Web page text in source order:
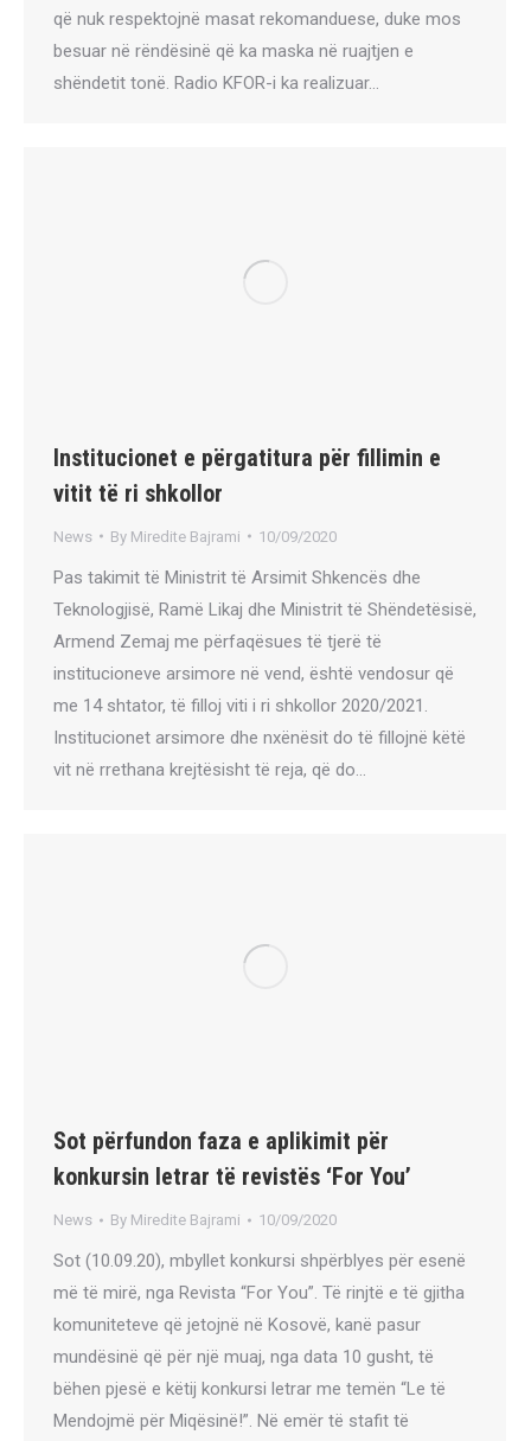
që nuk respektojnë masat rekomanduese, duke mos
besuar në rëndësinë që ka maska në ruajtjen e
shëndetit tonë. Radio KFOR-i ka realizuar…
Institucionet e përgatitura për fillimin e
vitit të ri shkollor
News By Miredite Bajrami 10/09/2020
Pas takimit të Ministrit të Arsimit Shkencës dhe
Teknologjisë, Ramë Likaj dhe Ministrit të Shëndetësisë,
Armend Zemaj me përfaqësues të tjerë të
institucioneve arsimore në vend, është vendosur që
me 14 shtator, të filloj viti i ri shkollor 2020/2021.
Institucionet arsimore dhe nxënësit do të fillojnë këtë
vit në rrethana krejtësisht të reja, që do…
Sot përfundon faza e aplikimit për
konkursin letrar të revistës ‘For You’
News By Miredite Bajrami 10/09/2020
Sot (10.09.20), mbyllet konkursi shpërblyes për esenë
më të mirë, nga Revista “For You”. Të rinjtë e të gjitha
komuniteteve që jetojnë në Kosovë, kanë pasur
mundësinë që për një muaj, nga data 10 gusht, të
bëhen pjesë e këtij konkursi letrar me temën “Le të
Mendojmë për Miqësinë!”. Në emër të stafit të